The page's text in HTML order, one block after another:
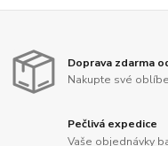
Doprava zdarma
Nakupte své
Pečlivá expedice
Vaše objednávky